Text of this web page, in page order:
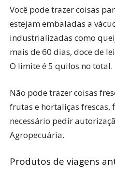
Você pode trazer coisas
estejam embaladas a
industrializadas como
mais de 60 dias, doce de
O limite é 5 quilos no total.
Não pode trazer coisas
frutas e hortaliças frescas,
necessário pedir
Agropecuária.
Produtos de viagens